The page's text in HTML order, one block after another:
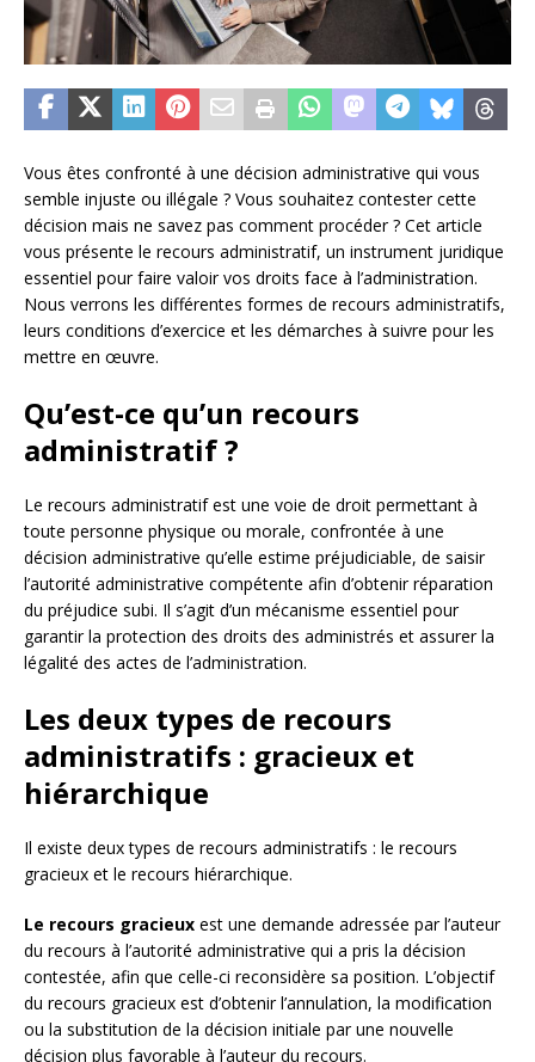
Vous êtes confronté à une décision administrative qui vous
semble injuste ou illégale ? Vous souhaitez contester cette
décision mais ne savez pas comment procéder ? Cet article
vous présente le recours administratif, un instrument juridique
essentiel pour faire valoir vos droits face à l’administration.
Nous verrons les différentes formes de recours administratifs,
leurs conditions d’exercice et les démarches à suivre pour les
mettre en œuvre.
Qu’est-ce qu’un recours
administratif ?
Le recours administratif est une voie de droit permettant à
toute personne physique ou morale, confrontée à une
décision administrative qu’elle estime préjudiciable, de saisir
l’autorité administrative compétente afin d’obtenir réparation
du préjudice subi. Il s’agit d’un mécanisme essentiel pour
garantir la protection des droits des administrés et assurer la
légalité des actes de l’administration.
Les deux types de recours
administratifs : gracieux et
hiérarchique
Il existe deux types de recours administratifs : le recours
gracieux et le recours hiérarchique.
Le recours gracieux est une demande adressée par l’auteur
du recours à l’autorité administrative qui a pris la décision
contestée, afin que celle-ci reconsidère sa position. L’objectif
du recours gracieux est d’obtenir l’annulation, la modification
ou la substitution de la décision initiale par une nouvelle
décision plus favorable à l’auteur du recours.